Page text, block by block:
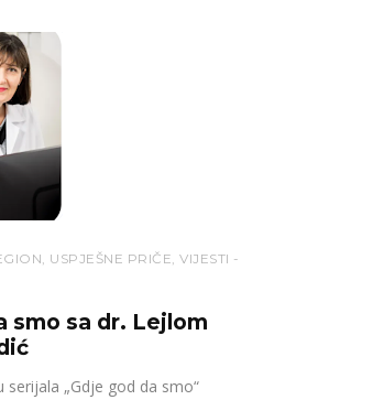
USPJEŠNE PRIČE ,VIJESTI
smo sa dr. Lejlom
serijala „Gdje god da smo“